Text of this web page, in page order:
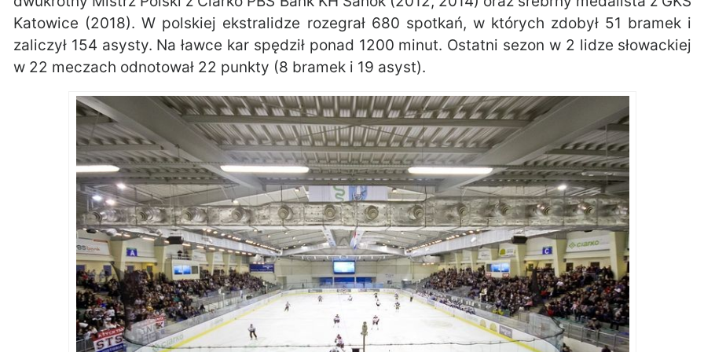
Katowice (2018). W polskiej ekstralidze rozegrał 680 spotkań, w których zdobył 51 bramek i
zaliczył 154 asysty. Na ławce kar spędził ponad 1200 minut. Ostatni sezon w 2 lidze słowackiej
w 22 meczach odnotował 22 punkty (8 bramek i 19 asyst).